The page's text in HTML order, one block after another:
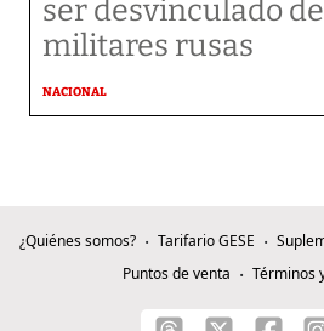
ser desvinculado
militares rusas
NACIONAL
¿Quiénes somos? Tarifario GESE
Puntos de venta
Términos